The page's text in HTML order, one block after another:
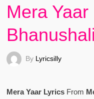
Mera
By Lyricsilly
Mera Yaar LyricsFrom